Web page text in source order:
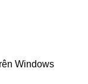
Windows